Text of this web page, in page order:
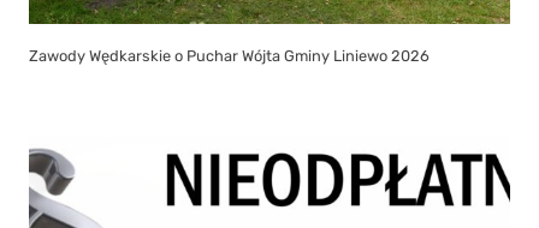
Zawody Wędkarskie o Puchar Wójta Gminy Liniewo 2026